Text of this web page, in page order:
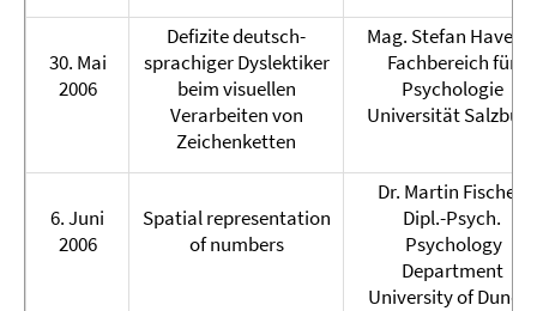
30. Mai
2006
Defizite deutsch-
sprachiger Dyslektiker
beim visuellen
Verarbeiten von
Zeichenketten
Mag. Stefan Havelka
Fachbereich für
Psychologie
Universität Salzburg
6. Juni
2006
Spatial representation
of numbers
Dr. Martin Fischer,
Dipl.-Psych.
Psychology
Department
University of